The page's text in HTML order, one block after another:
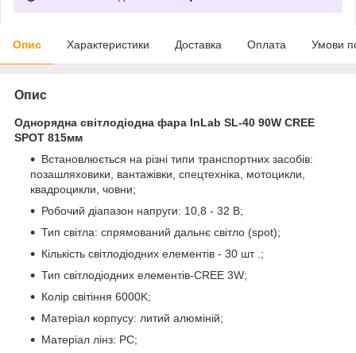
Опис Характеристики Доставка Оплата Умови
Опис
Однорядна світлодіодна фара InLab SL-40 90W CREE
SPOT 815мм
Встановлюється на різні типи транспортних засобів:
позашляховики, вантажівки, спецтехніка, мотоцикли,
квадроцикли, човни;
Робочий діапазон напруги: 10,8 - 32 В;
Тип світла: спрямований дальнє світло (spot);
Кількість світлодіодних елементів - 30 шт .;
Тип світлодіодних елементів-CREE 3W;
Колір світіння 6000K;
Матеріал корпусу: литий алюміній;
Матеріал лінз: PC;